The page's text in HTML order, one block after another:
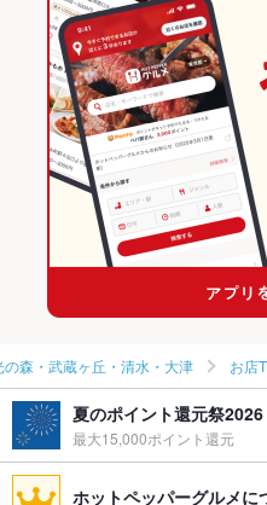
熊本市郊外の居酒屋ランキング
光の森・武蔵ヶ丘・清水・大津
光の森・武蔵ヶ丘・清水・大津
の森・武蔵ヶ丘・清水・大津 お店
夏のポイント還元祭2026
最大15,000ポイント還元
ホットペッパーグルメに